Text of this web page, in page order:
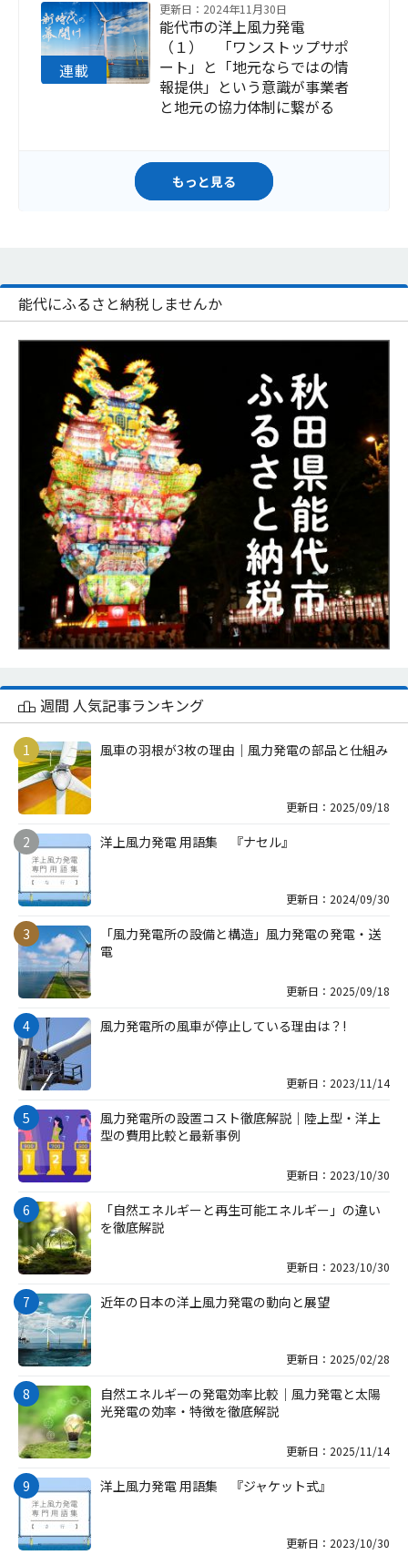
更新日：2024年11月30日
能代市の洋上風力発電
（１） 「ワンストップサポ
ート」と「地元ならではの情
報提供」という意識が事業者
と地元の協力体制に繋がる
もっと見る
能代にふるさと納税しませんか
週間 人気記事ランキング
風車の羽根が3枚の理由｜風力発電の部品と仕組み
更新日：2025/09/18
洋上風力発電 用語集 『ナセル』
更新日：2024/09/30
「風力発電所の設備と構造」風力発電の発電・送
電
更新日：2025/09/18
風力発電所の風車が停止している理由は？!
更新日：2023/11/14
風力発電所の設置コスト徹底解説｜陸上型・洋上
型の費用比較と最新事例
更新日：2023/10/30
「自然エネルギーと再生可能エネルギー」の違い
を徹底解説
更新日：2023/10/30
近年の日本の洋上風力発電の動向と展望
更新日：2025/02/28
自然エネルギーの発電効率比較｜風力発電と太陽
光発電の効率・特徴を徹底解説
更新日：2025/11/14
洋上風力発電 用語集 『ジャケット式』
更新日：2023/10/30